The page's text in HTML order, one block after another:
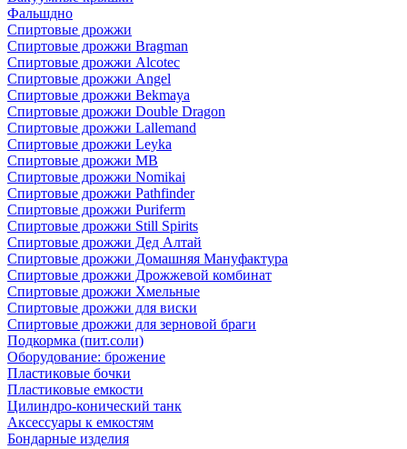
Фальшдно
Спиртовые дрожжи
Спиртовые дрожжи Bragman
Спиртовые дрожжи Alcotec
Спиртовые дрожжи Angel
Спиртовые дрожжи Bekmaya
Спиртовые дрожжи Double Dragon
Спиртовые дрожжи Lallemand
Спиртовые дрожжи Leyka
Спиртовые дрожжи MB
Спиртовые дрожжи Nomikai
Спиртовые дрожжи Pathfinder
Спиртовые дрожжи Puriferm
Спиртовые дрожжи Still Spirits
Спиртовые дрожжи Дед Алтай
Спиртовые дрожжи Домашняя Мануфактура
Спиртовые дрожжи Дрожжевой комбинат
Спиртовые дрожжи Хмельные
Спиртовые дрожжи для виски
Спиртовые дрожжи для зерновой браги
Подкормка (пит.соли)
Оборудование: брожение
Пластиковые бочки
Пластиковые емкости
Цилиндро-конический танк
Аксессуары к емкостям
Бондарные изделия